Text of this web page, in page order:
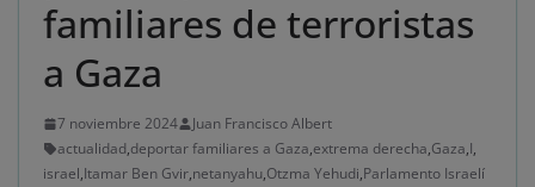
familiares de terroristas
a Gaza
7 noviembre 2024
Juan Francisco Albert
actualidad,deportar familiares a Gaza,extrema derecha,Gaza,I,
israel,Itamar Ben Gvir,netanyahu,Otzma Yehudi,Parlamento Israelí